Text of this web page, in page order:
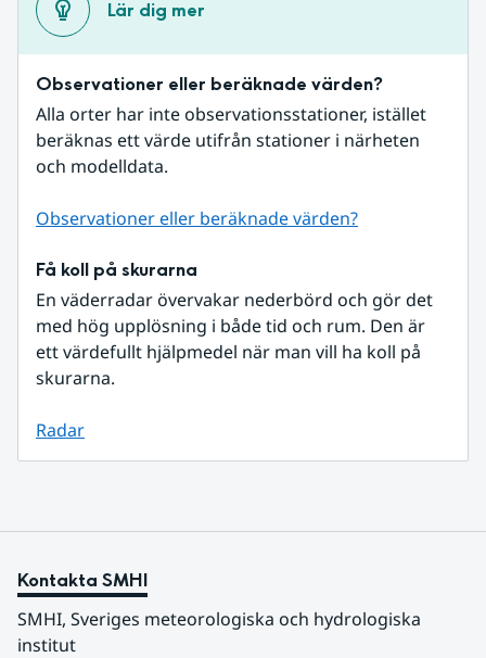
Lär dig mer
Observationer eller beräknade värden?
Alla orter har inte observationsstationer, istället
beräknas ett värde utifrån stationer i närheten
och modelldata.
Observationer eller beräknade värden?
Få koll på skurarna
En väderradar övervakar nederbörd och gör det
med hög upplösning i både tid och rum. Den är
ett värdefullt hjälpmedel när man vill ha koll på
skurarna.
Radar
Kontakta SMHI
SMHI, Sveriges meteorologiska och hydrologiska
institut